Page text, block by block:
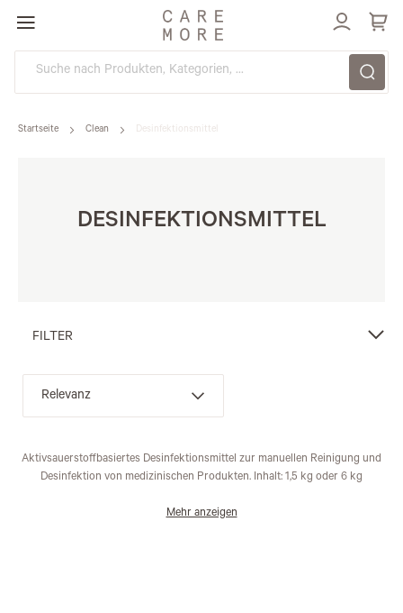
Direkt
zum
Inhalt
Startseite Clean Desinfektionsmittel
DESINFEKTIONSMITTEL
FILTER
Aktivsauerstoffbasiertes Desinfektionsmittel zur manuellen Reinigung und
Desinfektion von medizinischen Produkten. Inhalt: 1,5 kg oder 6 kg
Mehr anzeigen